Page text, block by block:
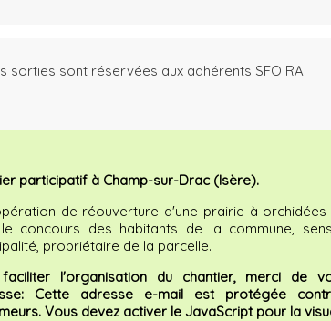
sont réservées aux adhérents SFO RA.
participatif à Champ-sur-Drac (Isère).
de réouverture d'une prairie à
concours des habitants de la commune,
propriétaire de la parcelle.
l'organisation du chantier, merci de
Cette adresse e-mail est protégée
Vous devez activer le JavaScript pour la